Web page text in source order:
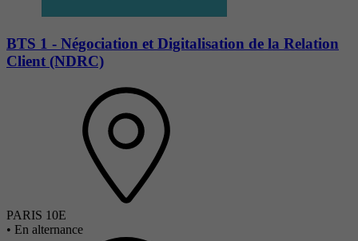
BTS 1 - Négociation et Digitalisation de la Relation
Client (NDRC)
PARIS 10E
• En alternance